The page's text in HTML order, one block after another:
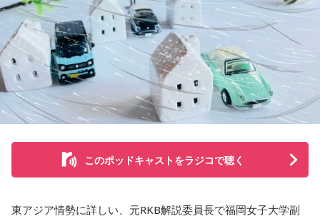
このポッドキャストをラジコで聴く
東アジア情勢に詳しい、元RKB解説委員長で福岡女子大学副